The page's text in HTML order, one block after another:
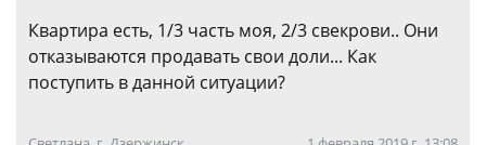
Квартира есть, 1/3 часть моя, 2/3 свекрови.. Они
отказываются продавать свои доли... Как
поступить в данной ситуации?